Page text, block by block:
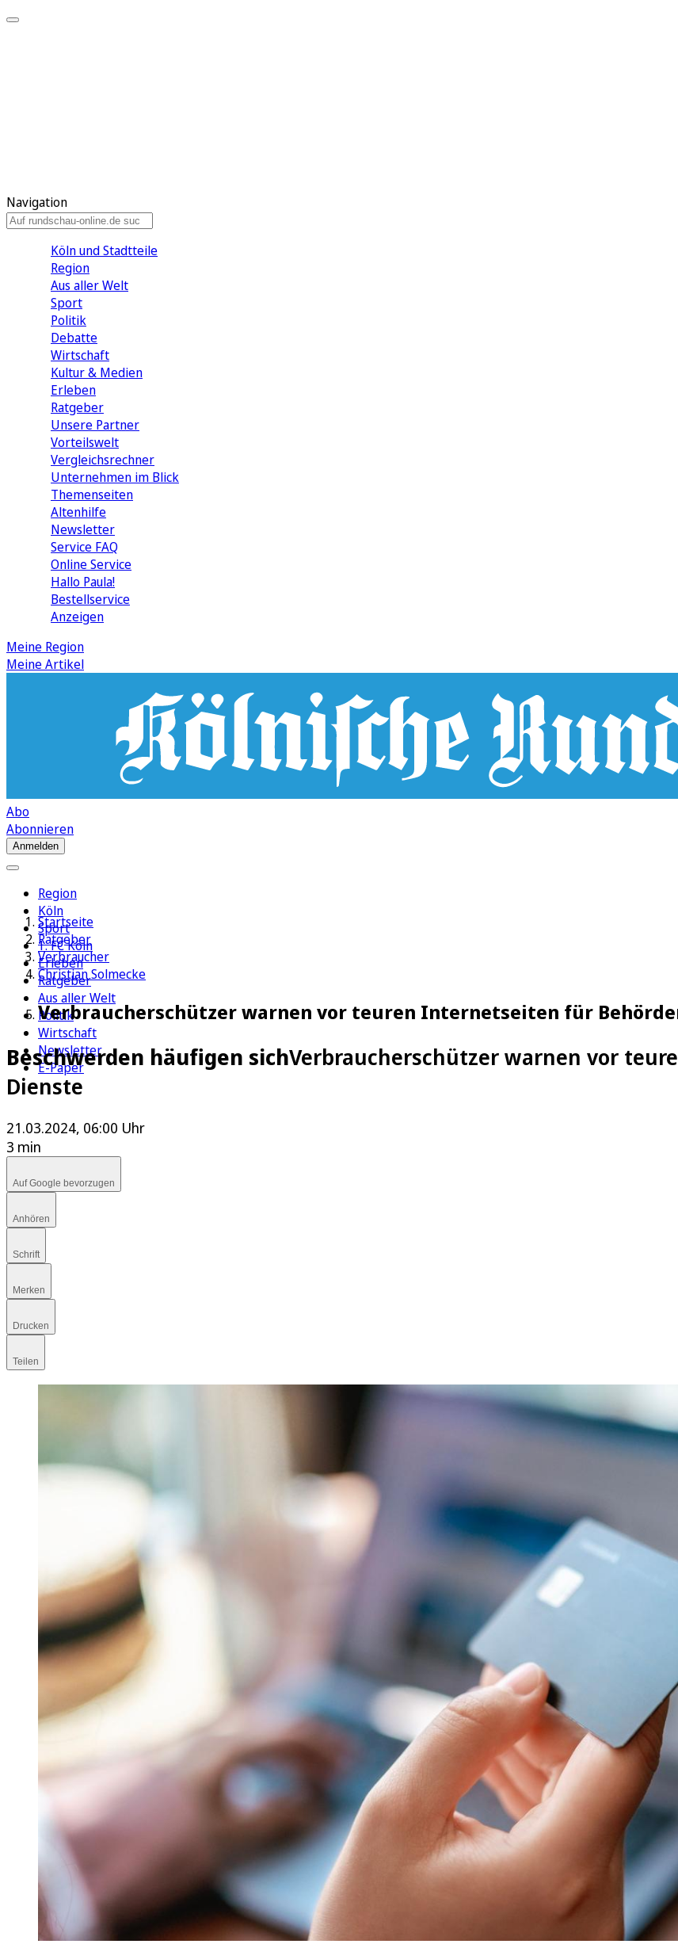
Navigation
Köln und Stadtteile
Region
Aus aller Welt
Sport
Politik
Debatte
Wirtschaft
Kultur & Medien
Erleben
Ratgeber
Unsere Partner
Vorteilswelt
Vergleichsrechner
Unternehmen im Blick
Themenseiten
Altenhilfe
Newsletter
Service FAQ
Online Service
Hallo Paula!
Bestellservice
Anzeigen
Meine Region
Meine Artikel
Abo
Abonnieren
Anmelden
Region
Köln
Sport
1. FC Köln
Erleben
Ratgeber
Aus aller Welt
Politik
Wirtschaft
Newsletter
E-Paper
Startseite
Ratgeber
Verbraucher
Christian Solmecke
Verbraucherschützer warnen vor teuren Internetseiten für
Beschwerden häufigen sichVerbraucherschützer warnen vor
Dienste
21.03.2024, 06:00 Uhr
3 min
Auf Google bevorzugen
Anhören
Schrift
Merken
Drucken
Teilen